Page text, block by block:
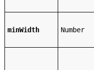
minWidth Number